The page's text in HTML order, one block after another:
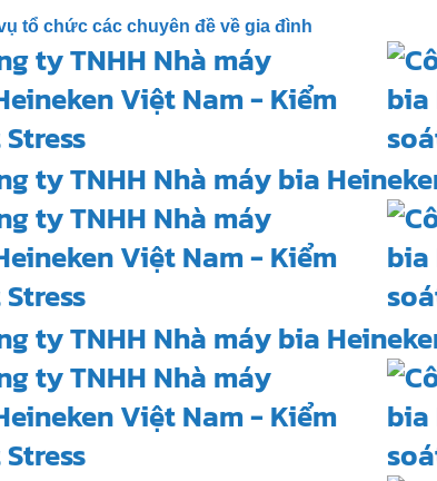
tổ chức các chuyên đề về gia đình